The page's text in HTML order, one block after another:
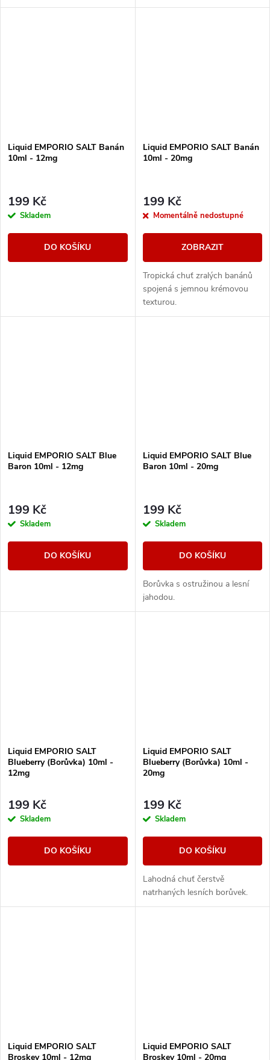
Liquid EMPORIO SALT Banán
10ml - 12mg
199 Kč
Skladem
DO KOŠÍKU
Liquid EMPORIO SALT Banán
10ml - 20mg
199 Kč
Momentálně nedostupné
ZOBRAZIT
Tropická chuť zralých banánů
spojená s jemnou krémovou
texturou.
Liquid EMPORIO SALT Blue
Baron 10ml - 12mg
199 Kč
Skladem
DO KOŠÍKU
Liquid EMPORIO SALT Blue
Baron 10ml - 20mg
199 Kč
Skladem
DO KOŠÍKU
Borůvka s ostružinou a lesní
jahodou.
Liquid EMPORIO SALT
Blueberry (Borůvka) 10ml -
12mg
199 Kč
Skladem
DO KOŠÍKU
Liquid EMPORIO SALT
Blueberry (Borůvka) 10ml -
20mg
199 Kč
Skladem
DO KOŠÍKU
Lahodná chuť čerstvě
natrhaných lesních borůvek.
Liquid EMPORIO SALT
Broskev 10ml - 12mg
Liquid EMPORIO SALT
Broskev 10ml - 20mg